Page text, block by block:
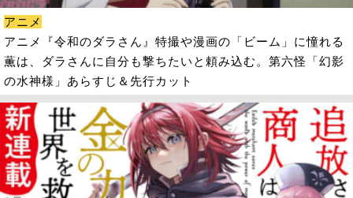
アニメ
アニメ『令和のダラさん』特撮や漫画の「ビーム」に憧れる
薫は、ダラさんに自分も撃ちたいと頼み込む。第六怪「幻影
の水神様」あらすじ＆先行カット